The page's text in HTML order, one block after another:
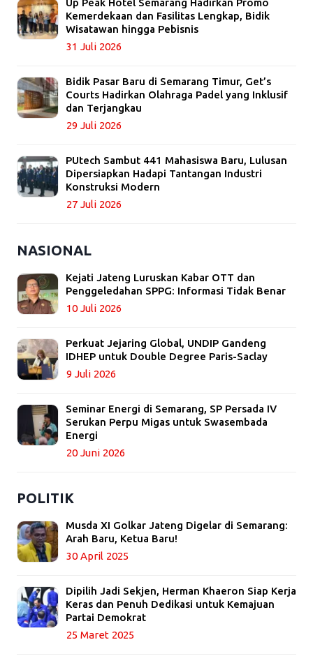
Up Peak Hotel Semarang Hadirkan Promo
Kemerdekaan dan Fasilitas Lengkap, Bidik
Wisatawan hingga Pebisnis
31 Juli 2026
Bidik Pasar Baru di Semarang Timur, Get’s
Courts Hadirkan Olahraga Padel yang Inklusif
dan Terjangkau
29 Juli 2026
PUtech Sambut 441 Mahasiswa Baru, Lulusan
Dipersiapkan Hadapi Tantangan Industri
Konstruksi Modern
27 Juli 2026
NASIONAL
Kejati Jateng Luruskan Kabar OTT dan
Penggeledahan SPPG: Informasi Tidak Benar
10 Juli 2026
Perkuat Jejaring Global, UNDIP Gandeng
IDHEP untuk Double Degree Paris-Saclay
9 Juli 2026
Seminar Energi di Semarang, SP Persada IV
Serukan Perpu Migas untuk Swasembada
Energi
20 Juni 2026
POLITIK
Musda XI Golkar Jateng Digelar di Semarang:
Arah Baru, Ketua Baru!
30 April 2025
Dipilih Jadi Sekjen, Herman Khaeron Siap Kerja
Keras dan Penuh Dedikasi untuk Kemajuan
Partai Demokrat
25 Maret 2025